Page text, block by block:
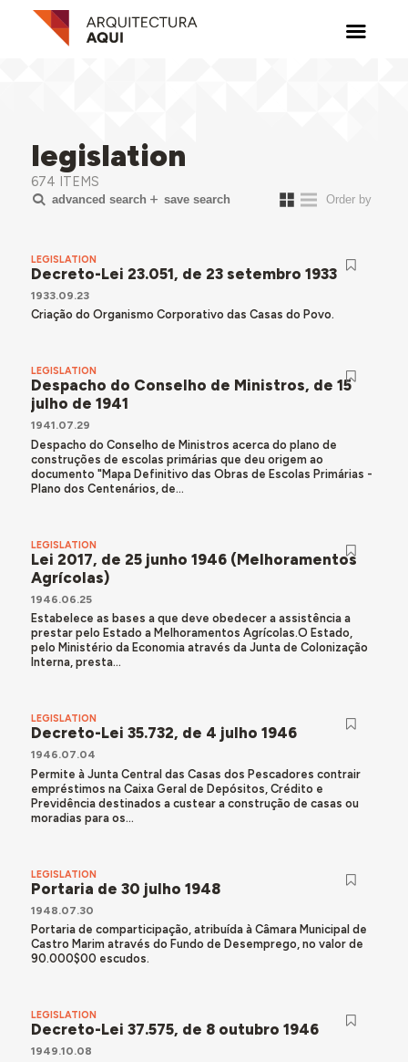
legislation
674 ITEMS
advanced search save search
LEGISLATION
Decreto-Lei 23.051, de 23 setembro 1933
1933.09.23
Criação do Organismo Corporativo das Casas do Povo.
LEGISLATION
Despacho do Conselho de Ministros, de 15
julho de 1941
1941.07.29
Despacho do Conselho de Ministros acerca do plano de
construções de escolas primárias que deu origem ao
documento "Mapa Definitivo das Obras de Escolas Primárias -
Plano dos Centenários, de...
LEGISLATION
Lei 2017, de 25 junho 1946 (Melhoramentos
Agrícolas)
1946.06.25
Estabelece as bases a que deve obedecer a assistência a
prestar pelo Estado a Melhoramentos Agrícolas.O Estado,
pelo Ministério da Economia através da Junta de Colonização
Interna, presta...
LEGISLATION
Decreto-Lei 35.732, de 4 julho 1946
1946.07.04
Permite à Junta Central das Casas dos Pescadores contrair
empréstimos na Caixa Geral de Depósitos, Crédito e
Previdência destinados a custear a construção de casas ou
moradias para os...
LEGISLATION
Portaria de 30 julho 1948
1948.07.30
Portaria de comparticipação, atribuída à Câmara Municipal de
Castro Marim através do Fundo de Desemprego, no valor de
90.000$00 escudos.
LEGISLATION
Decreto-Lei 37.575, de 8 outubro 1946
1949.10.08